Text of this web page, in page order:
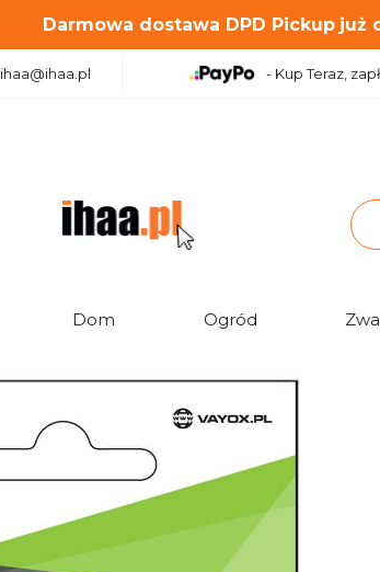
Darmowa dostawa DPD Pickup już
ihaa@ihaa.pl - Kup Teraz,
Dom Ogród